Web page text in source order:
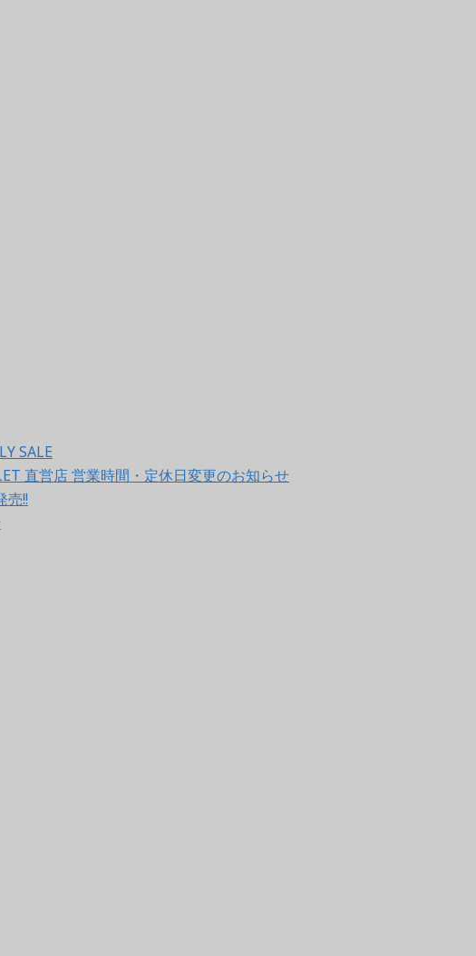
SALE
直営店 営業時間・定休日変更のお知らせ
売!!